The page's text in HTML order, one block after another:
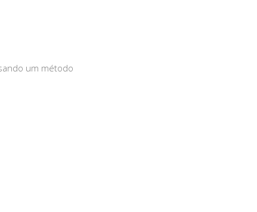
um método